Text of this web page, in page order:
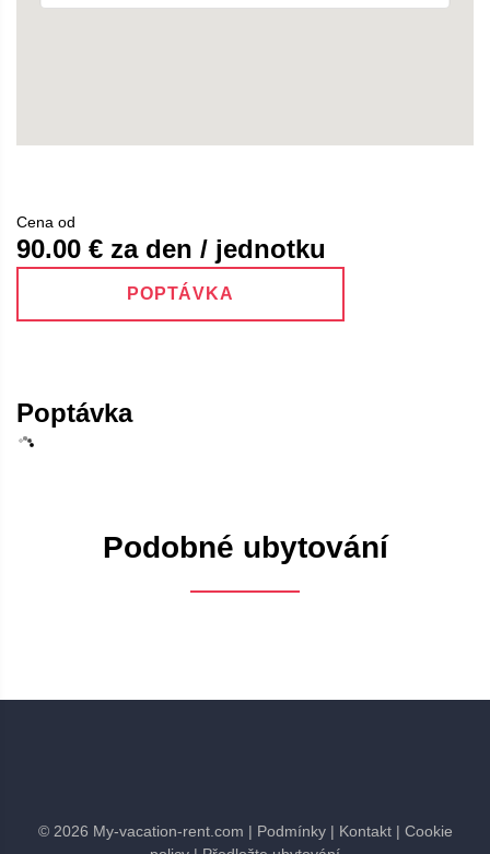
Cena od
90.00 € za den / jednotku
POPTÁVKA
Poptávka
Podobné ubytování
© 2026 My-vacation-rent.com | Podmínky | Kontakt | Cookie